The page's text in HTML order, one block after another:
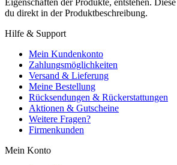
Eigenschaften der Produkte, entstehen.
du direkt in der Produktbeschreibung.
Hilfe & Support
Mein Kundenkonto
Zahlungsmöglichkeiten
Versand & Lieferung
Meine Bestellung
Rücksendungen & Rückerstattungen
Aktionen & Gutscheine
Weitere Fragen?
Firmenkunden
Mein Konto